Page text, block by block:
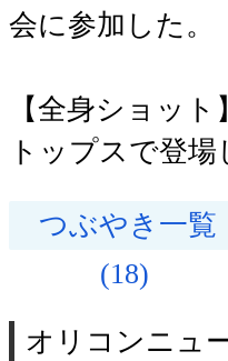
会に参加した。
【全身ショッ
トップスで登
つぶやき一覧
(18)
オリコンニュ